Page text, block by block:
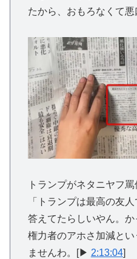
たから、おもろなくて悪
トランプがネタニヤフ
「トランプは最高の友
答えてたらしいやん。
権力者のアホさ加減と
ませんわ。[▶ 2:13:04]